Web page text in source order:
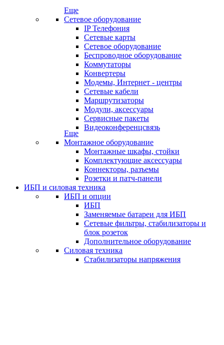
Еще
Сетевое оборудование
IP Телефония
Сетевые карты
Сетевое оборудование
Беспроводное оборудование
Коммутаторы
Конвертеры
Модемы, Интернет - центры
Сетевые кабели
Маршрутизаторы
Модули, аксессуары
Сервисные пакеты
Видеоконференцсвязь
Еще
Монтажное оборудование
Монтажные шкафы, стойки
Комплектующие аксессуары
Коннекторы, разъемы
Розетки и патч-панели
ИБП и силовая техника
ИБП и опции
ИБП
Заменяемые батареи для ИБП
Сетевые фильтры, стабилизаторы и
блок розеток
Дополнительное оборудование
Силовая техника
Стабилизаторы напряжения